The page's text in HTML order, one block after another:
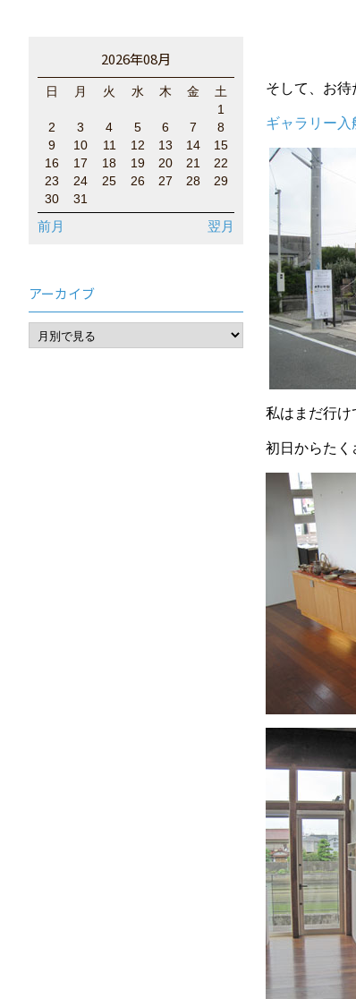
そして、お待
ギャラリー入
私はまだ行
初日からたく
2026年08月
日 月 火 水 木 金
土
1
2
3 4 5 6 7
8
9
10 11 12 13 14
15
16
17 18 19 20 21
22
23
24 25 26 27 28
29
30
31
前月 翌月
アーカイブ